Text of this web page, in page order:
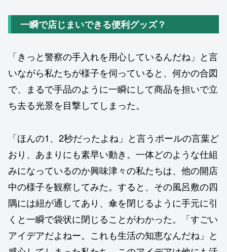
一瞬で店じまいできる便利グッズ？
「きっと警察の手入れを用心しているんだね」と言
いながら私たちが様子を伺っていると、何かの合図
で、まるで手品のように一瞬にして商品を担いで立
ち去る光景を目撃してしまった。
「ほんの1、2秒だったよね」と言うポールの言葉ど
おり、あまりにも素早い動き。一体どのような仕組
みになっているのか興味津々の私たちは、他の開店
中の様子を観察してみた。すると、その風呂敷の四
隅には紐が通してあり、傘を閉じるように手元に引
くと一瞬で袋状に閉じることがわかった。「すごい
アイデアだよねー。これも生活の知恵なんだね」と